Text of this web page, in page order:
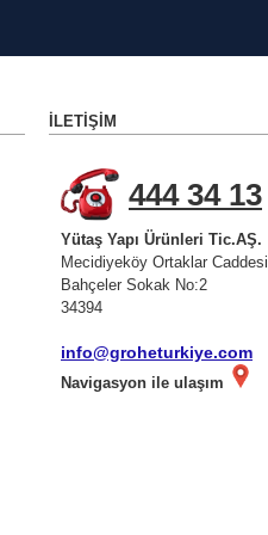
İLETIŞIM
444 34 13
Yütaş Yapı Ürünleri Tic.AŞ.
Mecidiyeköy Ortaklar Caddesi
Bahçeler Sokak No:2
34394
info@groheturkiye.com
Navigasyon ile ulaşım